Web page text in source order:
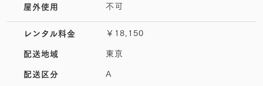
屋外使用 不可
レンタル料金 ￥18,150
配送地域 東京
配送区分 A